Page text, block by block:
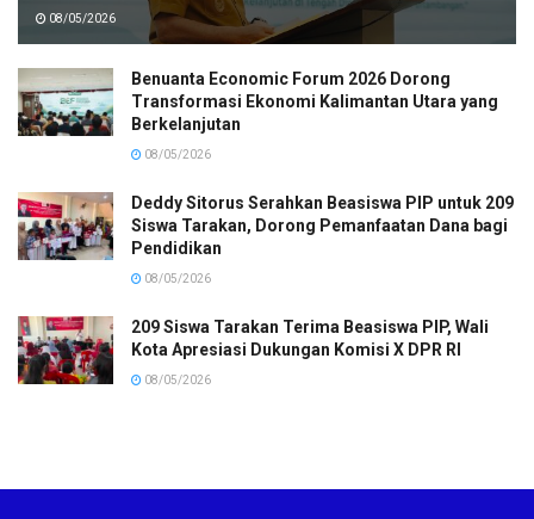
08/05/2026
Benuanta Economic Forum 2026 Dorong
Transformasi Ekonomi Kalimantan Utara yang
Berkelanjutan
08/05/2026
Deddy Sitorus Serahkan Beasiswa PIP untuk 209
Siswa Tarakan, Dorong Pemanfaatan Dana bagi
Pendidikan
08/05/2026
209 Siswa Tarakan Terima Beasiswa PIP, Wali
Kota Apresiasi Dukungan Komisi X DPR RI
08/05/2026